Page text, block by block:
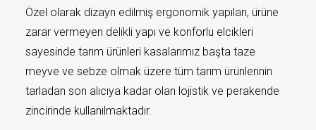
Özel olarak dizayn edilmiş ergonomik yapıları, ürüne
zarar vermeyen delikli yapı ve konforlu elcikleri
sayesinde tarım ürünleri kasalarımız başta taze
meyve ve sebze olmak üzere tüm tarım ürünlerinin
tarladan son alıcıya kadar olan lojistik ve perakende
zincirinde kullanılmaktadır.